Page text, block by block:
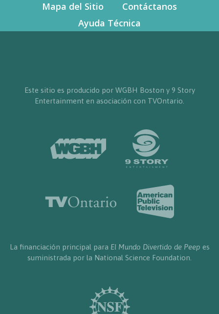
Mapa del Sitio
Contáctanos
Ayuda Técnica
Este sitio es producido por WGBH Boston y 9 Story
Entertainment en asociación con TVOntario.
La financiación principal para El Mundo Divertido de Peep es
suministrada por la National Science Foundation.